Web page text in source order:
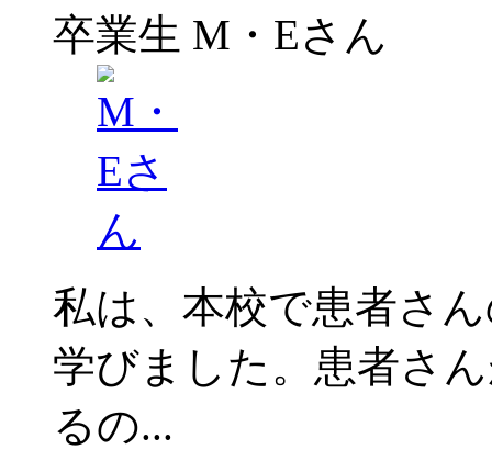
卒業生 M・Eさん
私は、本校で患者さ
学びました。患者さ
るの...